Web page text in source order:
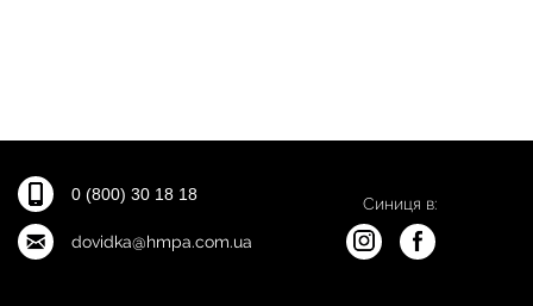
0 (800) 30 18 18
dovidka@hmpa.com.ua
Синиця в: